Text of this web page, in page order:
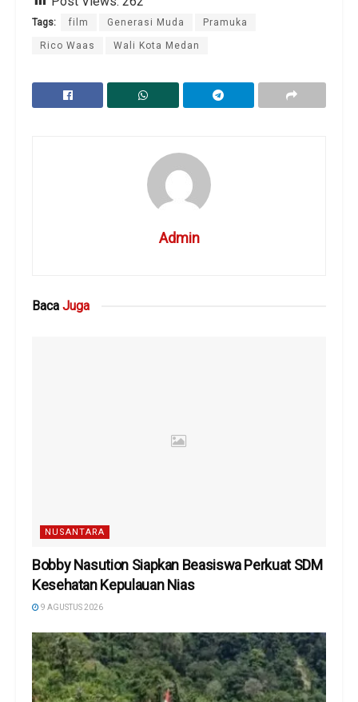
Tags: film Generasi Muda Pramuka
Rico Waas Wali Kota Medan
Admin
Baca Juga
NUSANTARA
Bobby Nasution Siapkan Beasiswa Perkuat SDM
Kesehatan Kepulauan Nias
9 AGUSTUS 2026